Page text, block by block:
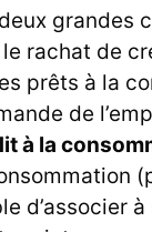
grandes
rachat de
prêts à la
de
à la
d’associer